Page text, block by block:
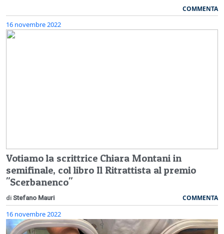
COMMENTA
16 novembre 2022
Votiamo la scrittrice Chiara Montani in
semifinale, col libro Il Ritrattista al premio
"Scerbanenco"
di Stefano Mauri COMMENTA
16 novembre 2022